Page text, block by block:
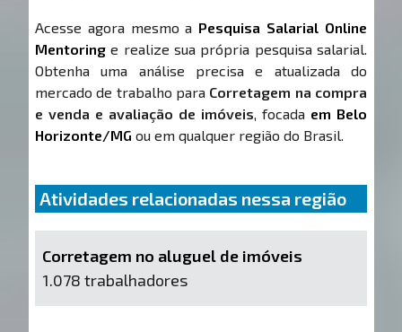
Acesse agora mesmo a Pesquisa Salarial Online
Mentoring e realize sua própria pesquisa salarial.
Obtenha uma análise precisa e atualizada do
mercado de trabalho para Corretagem na compra
e venda e avaliação de imóveis, focada em Belo
Horizonte/MG ou em qualquer região do Brasil.
Atividades relacionadas nessa região
Corretagem no aluguel de imóveis
1.078 trabalhadores